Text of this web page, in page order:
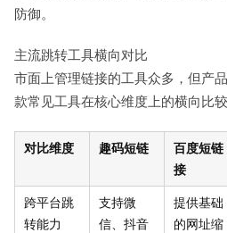
防御。
主流跳转工具横向对比
市面上管理链接的工具众多，但产
款常见工具在核心维度上的横向比较
对比维度 趣码短链
百度短链
接
跨平台跳
转能力
支持微
信、抖音
提供基础
的网址缩